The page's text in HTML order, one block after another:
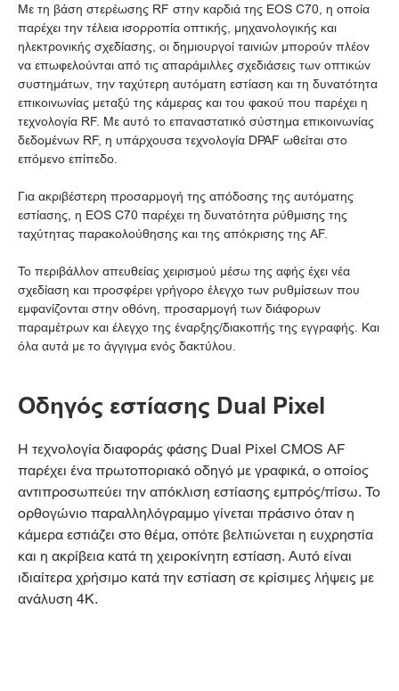
Με τη βάση στερέωσης RF στην καρδιά της EOS C70, η οποία
παρέχει την τέλεια ισορροπία οπτικής, μηχανολογικής και
ηλεκτρονικής σχεδίασης, οι δημιουργοί ταινιών μπορούν πλέον
να επωφελούνται από τις απαράμιλλες σχεδιάσεις των οπτικών
συστημάτων, την ταχύτερη αυτόματη εστίαση και τη δυνατότητα
επικοινωνίας μεταξύ της κάμερας και του φακού που παρέχει η
τεχνολογία RF. Με αυτό το επαναστατικό σύστημα επικοινωνίας
δεδομένων RF, η υπάρχουσα τεχνολογία DPAF ωθείται στο
επόμενο επίπεδο.
Για ακριβέστερη προσαρμογή της απόδοσης της αυτόματης
εστίασης, η EOS C70 παρέχει τη δυνατότητα ρύθμισης της
ταχύτητας παρακολούθησης και της απόκρισης της AF.
Το περιβάλλον απευθείας χειρισμού μέσω της αφής έχει νέα
σχεδίαση και προσφέρει γρήγορο έλεγχο των ρυθμίσεων που
εμφανίζονται στην οθόνη, προσαρμογή των διάφορων
παραμέτρων και έλεγχο της έναρξης/διακοπής της εγγραφής. Και
όλα αυτά με το άγγιγμα ενός δακτύλου.
Οδηγός εστίασης Dual Pixel
Η τεχνολογία διαφοράς φάσης Dual Pixel CMOS AF
παρέχει ένα πρωτοποριακό οδηγό με γραφικά, ο οποίος
αντιπροσωπεύει την απόκλιση εστίασης εμπρός/πίσω. Το
ορθογώνιο παραλληλόγραμμο γίνεται πράσινο όταν η
κάμερα εστιάζει στο θέμα, οπότε βελτιώνεται η ευχρηστία
και η ακρίβεια κατά τη χειροκίνητη εστίαση. Αυτό είναι
ιδιαίτερα χρήσιμο κατά την εστίαση σε κρίσιμες λήψεις με
ανάλυση 4K.